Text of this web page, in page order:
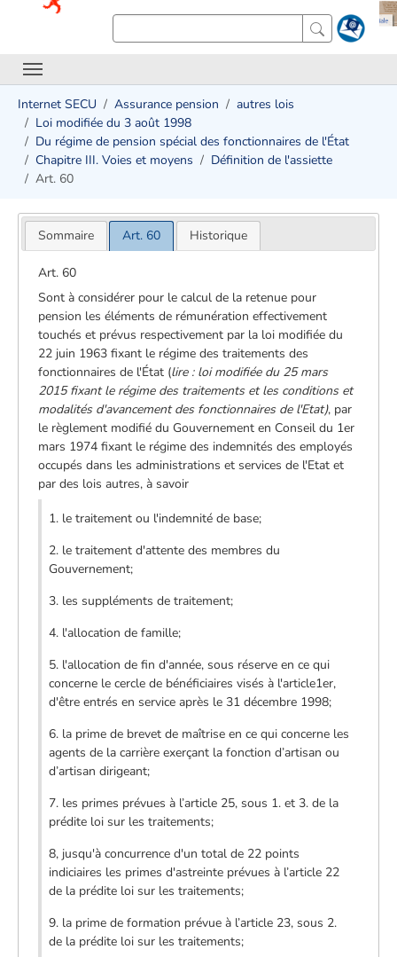
Internet SECU Assurance pension
autres lois
Loi modifiée du 3 août 1998
Du régime de pension spécial des fonctionnaires de l'État
Chapitre III. Voies et moyens
Définition de l'assiette
Art. 60
Sommaire Art. 60 Historique
Art. 60
Sont à considérer pour le calcul de la retenue pour
pension les éléments de rémunération effectivement
touchés et prévus respectivement par la loi modifiée du
22 juin 1963 fixant le régime des traitements des
fonctionnaires de l'État (lire : loi modifiée du 25 mars
2015fixant le régime des traitements et les conditions et
modalités d'avancement des fonctionnaires de l'Etat), par
le règlement modifié du Gouvernement en Conseil du 1er
mars 1974 fixant le régime des indemnités des employés
occupés dans les administrations et services de l'Etat et
par des lois autres, à savoir
1. le traitement ou l'indemnité de base;
2. le traitement d'attente des membres du
Gouvernement;
3. les suppléments de traitement;
4. l'allocation de famille;
5. l'allocation de fin d'année, sous réserve en ce qui
concerne le cercle de bénéficiaires visés à l'article1er,
d'être entrés en service après le 31 décembre 1998;
6. la prime de brevet de maîtrise en ce qui concerne les
agents de la carrière exerçant la fonction d’artisan ou
d’artisan dirigeant;
7. les primes prévues à l’article 25, sous 1. et 3. de la
prédite loi sur les traitements;
8, jusqu'à concurrence d'un total de 22 points
indiciaires les primes d'astreinte prévues à l’article 22
de la prédite loi sur les traitements;
9. la prime de formation prévue à l’article 23, sous 2.
de la prédite loi sur les traitements;